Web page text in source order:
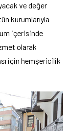
ve değer
kurumlarıyla
içerisinde
olarak
için hemşericilik